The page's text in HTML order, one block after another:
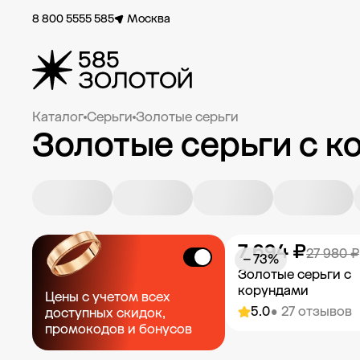
8 800 5555 585 Москва
Каталог Серьги Золотые серьги
Золотые серьги с
Цены с учетом всех
доступных скидок,
промокодов и бонусов
5.0• 27 отзывов
Золотые серьги с
корундами
27 980 ₽
7 694 ₽
− 73%